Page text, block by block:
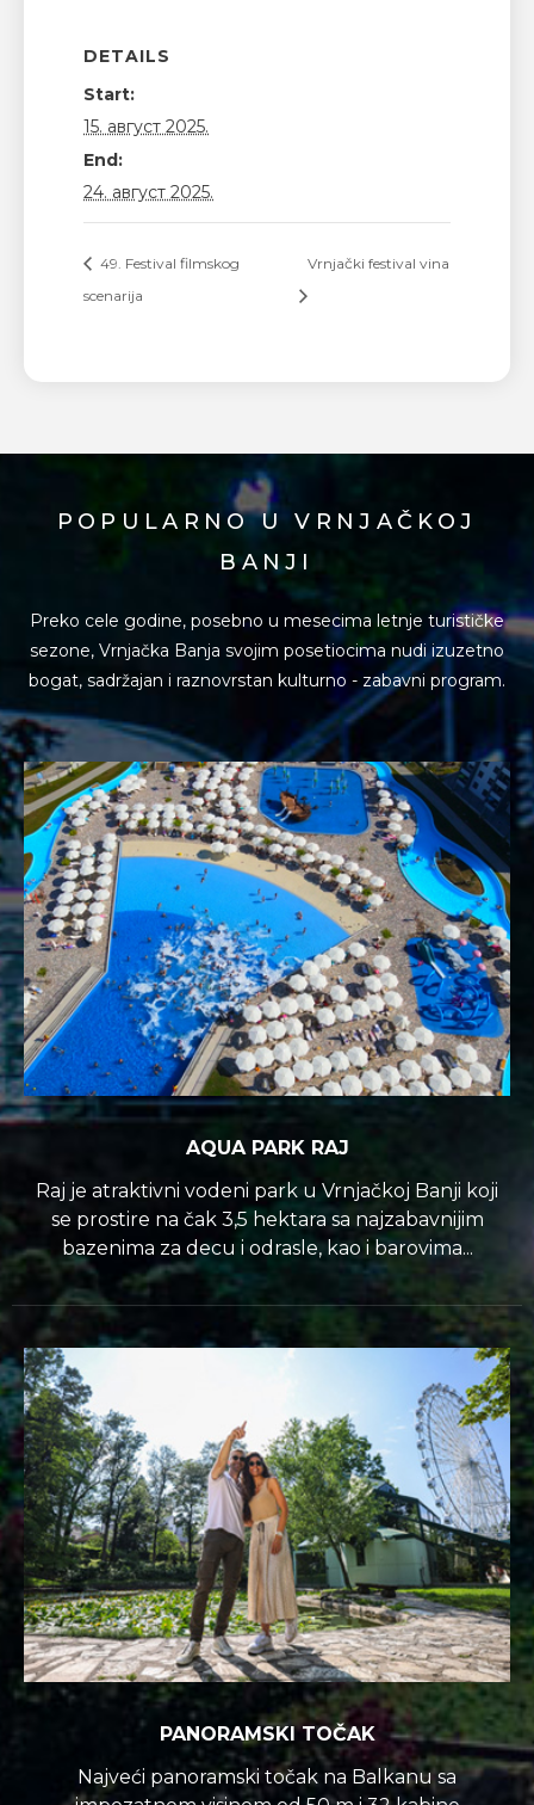
DETAILS
Start:
15. август 2025.
End:
24. август 2025.
49. Festival filmskog
scenarija
Vrnjački festival vina
POPULARNO U VRNJAČKOJ
BANJI
Preko cele godine, posebno u mesecima letnje turističke
sezone, Vrnjačka Banja svojim posetiocima nudi izuzetno
bogat, sadržajan i raznovrstan kulturno - zabavni program.
AQUA PARK RAJ
Raj je atraktivni vodeni park u Vrnjačkoj Banji koji
se prostire na čak 3,5 hektara sa najzabavnijim
bazenima za decu i odrasle, kao i barovima...
PANORAMSKI TOČAK
Najveći panoramski točak na Balkanu sa